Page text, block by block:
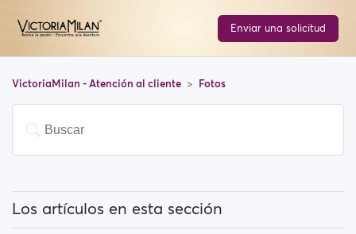
Enviar una solicitud
VictoriaMilan - Atención al cliente Fotos
Los artículos en esta sección